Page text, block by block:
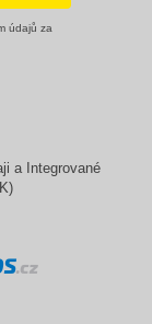
údajů za
a Integrované